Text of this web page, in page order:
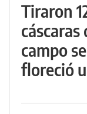
Tiraron
campo
floreció